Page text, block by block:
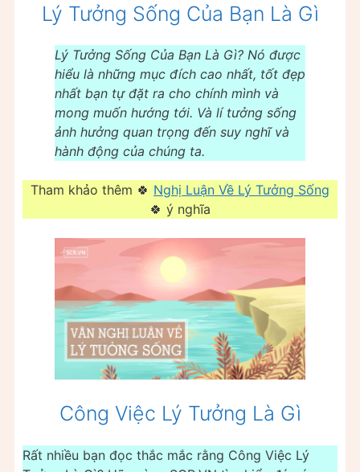
Lý Tưởng Sống Của Bạn Là Gì
Lý Tưởng Sống Của Bạn Là Gì? Nó được
hiểu là những mục đích cao nhất, tốt đẹp
nhất bạn tự đặt ra cho chính mình và
mong muốn hướng tới. Và lí tưởng sống
ảnh hưởng quan trọng đến suy nghĩ và
hành động của chúng ta.
Tham khảo thêm 🍀 Nghị Luận Về Lý Tưởng Sống
🍀 ý nghĩa
Công Việc Lý Tưởng Là Gì
Rất nhiều bạn đọc thắc mắc rằng Công Việc Lý